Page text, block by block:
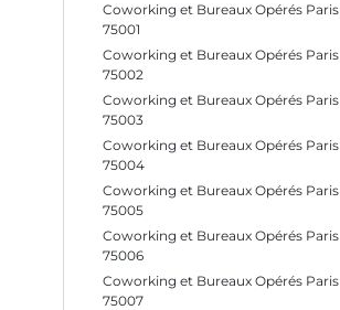
Coworking et Bureaux Opérés Paris
75001
Coworking et Bureaux Opérés Paris
75002
Coworking et Bureaux Opérés Paris
75003
Coworking et Bureaux Opérés Paris
75004
Coworking et Bureaux Opérés Paris
75005
Coworking et Bureaux Opérés Paris
75006
Coworking et Bureaux Opérés Paris
75007